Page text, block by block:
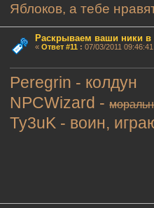
Яблоков, а тебе
Раскрываем ваши ники в
« Ответ #11 : 07/03/2011
Peregrin - колдун
NPCWizard -
Ty3uK - воин,